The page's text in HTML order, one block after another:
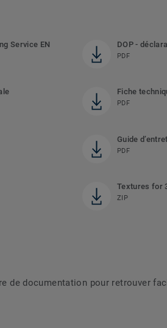
Service EN DOP -
PDF
Fiche
PDF
Guide
PDF
Textures for
ZIP
de documentation pour retrouver